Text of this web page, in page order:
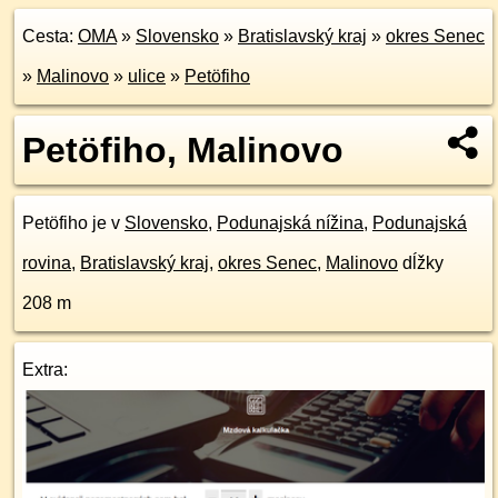
Cesta: OMA» Slovensko » Bratislavský kraj » okres Senec
» Malinovo » ulice » Petöfiho
Petöfiho, Malinovo
Petöfiho je v Slovensko, Podunajská nížina, Podunajská
rovina, Bratislavský kraj, okres Senec, Malinovo dĺžky
208 m
Extra: